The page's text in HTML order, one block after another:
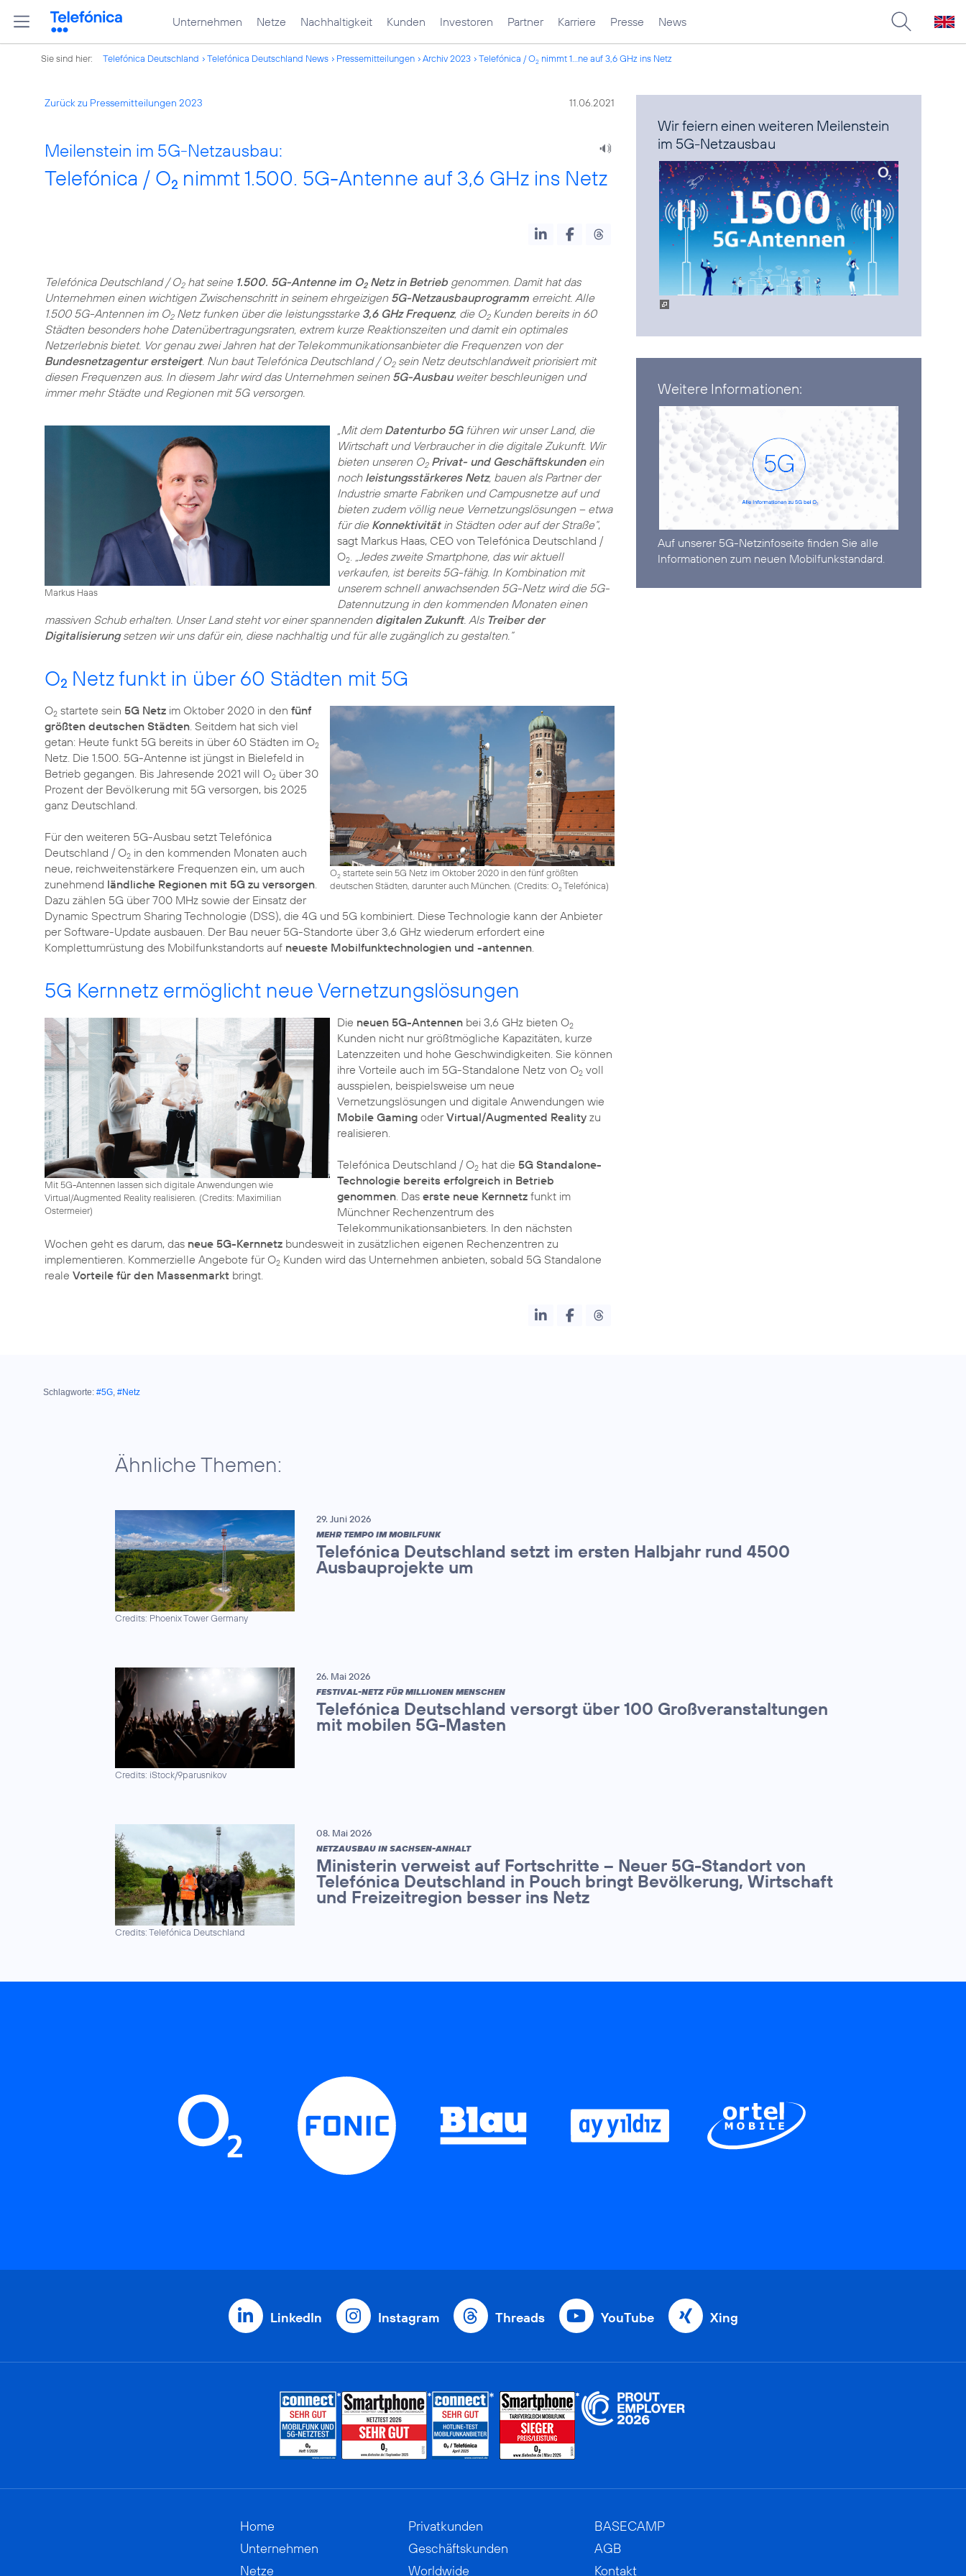
Unternehmen Netze Nachhaltigkeit Kunden Investoren Partner Karriere Presse News
Sie sind hier: Telefónica Deutschland Telefónica Deutschland News Pressemitteilungen Archiv 2023 Telefónica / O2 nimmt 1...ne auf 3,6 GHz ins Netz
Zurück zu Pressemitteilungen 2023 11.06.2021
Meilenstein im 5G-Netzausbau:
Telefónica / O2 nimmt 1.500. 5G-Antenne auf 3,6 GHz ins Netz
Telefónica Deutschland / O2hat seine 1.500. 5G-Antenne im O2Netz in Betrieb genommen. Damit hat das
Unternehmen einen wichtigen Zwischenschritt in seinem ehrgeizigen 5G-Netzausbauprogramm erreicht. Alle
1.500 5G-Antennen im O2Netz funken über die leistungsstarke 3,6 GHz Frequenz, die O2Kunden bereits in 60
Städten besonders hohe Datenübertragungsraten, extrem kurze Reaktionszeiten und damit ein optimales
Netzerlebnis bietet. Vor genau zwei Jahren hat der Telekommunikationsanbieter die Frequenzen von der
Bundesnetzagentur ersteigert. Nun baut Telefónica Deutschland / O2sein Netz deutschlandweit priorisiert mit
diesen Frequenzen aus. In diesem Jahr wird das Unternehmen seinen 5G-Ausbauweiter beschleunigen und
immer mehr Städte und Regionen mit 5G versorgen.
Markus Haas
„Mit dem Datenturbo 5Gführen wir unser Land, die
Wirtschaft und Verbraucher in die digitale Zukunft. Wir
bieten unseren O2 Privat- und Geschäftskundenein
noch leistungsstärkeres Netz, bauen als Partner der
Industrie smarte Fabriken und Campusnetze auf und
bieten zudem völlig neue Vernetzungslösungen – etwa
für die Konnektivitätin Städten oder auf der Straße“,
sagt Markus Haas, CEO von Telefónica Deutschland /
O2. „Jedes zweite Smartphone, das wir aktuell
verkaufen, ist bereits 5G-fähig. In Kombination mit
unserem schnell anwachsenden 5G-Netz wird die 5G-
Datennutzung in den kommenden Monaten einen
massiven Schub erhalten. Unser Land steht vor einer spannenden digitalen Zukunft. Als Treiber der
Digitalisierungsetzen wir uns dafür ein, diese nachhaltig und für alle zugänglich zu gestalten.“
O2 Netz funkt in über 60 Städten mit 5G
O2startete sein 5G Netz im Oktober 2020 in den fünf größten
deutschen Städten, darunter auch München. (Credits: O2Telefónica)
O2 startete sein 5G Netz im Oktober 2020 in den fünf
größten deutschen Städten. Seitdem hat sich viel
getan: Heute funkt 5G bereits in über 60 Städten im O2
Netz. Die 1.500. 5G-Antenne ist jüngst in Bielefeld in
Betrieb gegangen. Bis Jahresende 2021 will O2 über 30
Prozent der Bevölkerung mit 5G versorgen, bis 2025
ganz Deutschland.
Für den weiteren 5G-Ausbau setzt Telefónica
Deutschland / O2 in den kommenden Monaten auch
neue, reichweitenstärkere Frequenzen ein, um auch
zunehmend ländliche Regionen mit 5G zu versorgen.
Dazu zählen 5G über 700 MHz sowie der Einsatz der
Dynamic Spectrum Sharing Technologie (DSS), die 4G und 5G kombiniert. Diese Technologie kann der Anbieter
per Software-Update ausbauen. Der Bau neuer 5G-Standorte über 3,6 GHz wiederum erfordert eine
Komplettumrüstung des Mobilfunkstandorts auf neueste Mobilfunktechnologien und -antennen
5G Kernnetz ermöglicht neue Vernetzungslösungen
Mit 5G-Antennen lassen sich digitale Anwendungen wie
Virtual/Augmented Reality realisieren. (Credits: Maximilian
Ostermeier)
Die neuen 5G-Antennenbei 3,6 GHz bieten O2
Kunden nicht nur größtmögliche Kapazitäten, kurze
Latenzzeiten und hohe Geschwindigkeiten. Sie können
ihre Vorteile auch im 5G-Standalone Netz von O2voll
ausspielen, beispielsweise um neue
Vernetzungslösungen und digitale Anwendungen wie
Mobile GamingoderVirtual/Augmented Realityzu
realisieren.
Telefónica Deutschland / O2hat die 5G Standalone-
Technologie bereits erfolgreich in Betrieb
genommen. Das erste neue Kernnetzfunkt im
Münchner Rechenzentrum des
Telekommunikationsanbieters. In den nächsten
Wochen geht es darum, das neue 5G-Kernnetz bundesweit in zusätzlichen eigenen Rechenzentren zu
implementieren. Kommerzielle Angebote für O2 Kunden wird das Unternehmen anbieten, sobald 5G Standalone
reale Vorteile für den Massenmarkt
Wir feiern einen weiteren Meilenstein
im 5G-Netzausbau
Weitere Informationen:
Auf unserer 5G-Netzinfoseite finden Sie alle
Informationen zum neuen Mobilfunkstandard.
Schlagworte: #5G, #Netz
Ähnliche Themen:
Credits: Phoenix Tower Germany
29. Juni 2026
MEHR TEMPO IM MOBILFUNK
Telefónica Deutschland setzt im ersten Halbjahr rund 4500
Ausbauprojekte um
Credits: iStock/9parusnikov
26. Mai 2026
FESTIVAL-NETZ FÜR MILLIONEN MENSCHEN
Telefónica Deutschland versorgt über 100 Großveranstaltungen
mit mobilen 5G-Masten
Credits: Telefónica Deutschland
08. Mai 2026
NETZAUSBAU IN SACHSEN-ANHALT
Ministerin verweist auf Fortschritte – Neuer 5G-Standort von
Telefónica Deutschland in Pouch bringt Bevölkerung, Wirtschaft
und Freizeitregion besser ins Netz
LinkedIn Instagram Threads YouTube Xing
Home
Unternehmen
Netze
Privatkunden
Geschäftskunden
Worldwide
BASECAMP
AGB
Kontakt